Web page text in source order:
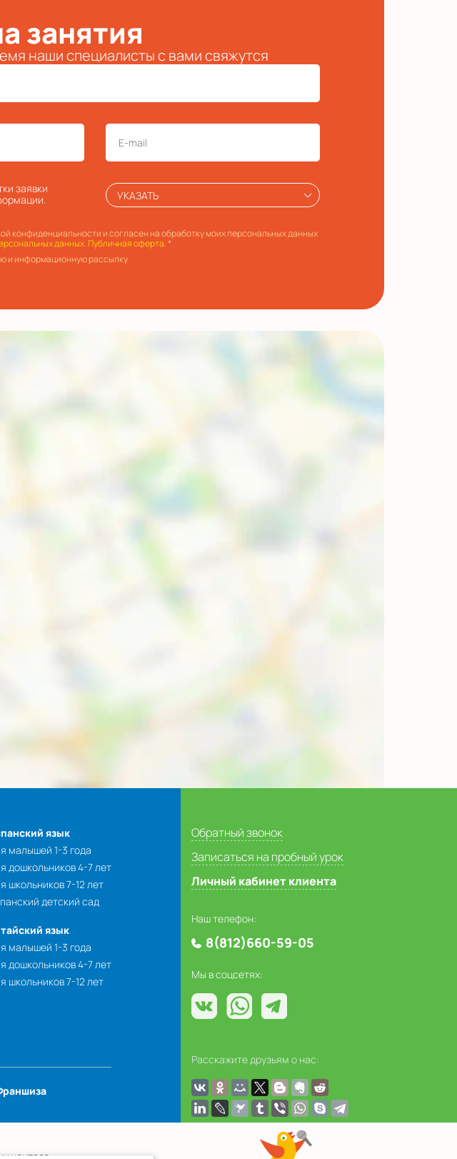
занятия
наши специалисты с вами свяжутся
заявки
УКАЗАТЬ
конфиденциальности и согласен на обработку моих персональных данных
данных.Публичная оферта.*
и информационную рассылку
язык
малышей 1-3 года
дошкольников 4-7 лет
школьников 7-12 лет
детский сад
язык
малышей 1-3 года
дошкольников 4-7 лет
школьников 7-12 лет
Обратный звонок
Записаться на пробный урок
Личный кабинет клиента
Наш телефон:
8(812)660-59-05
Мы в соцсетях:
Расскажите друзьям о нас: